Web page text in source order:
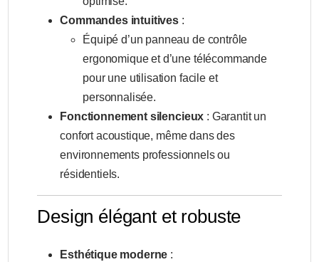
Commandes intuitives :
Équipé d’un panneau de contrôle
ergonomique et d’une télécommande
pour une utilisation facile et
personnalisée.
Fonctionnement silencieux : Garantit un
confort acoustique, même dans des
environnements professionnels ou
résidentiels.
Design élégant et robuste
Esthétique moderne :